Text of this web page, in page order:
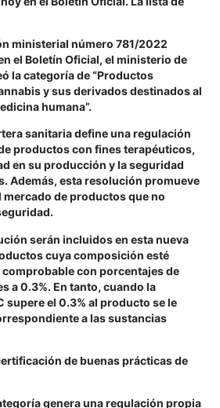
ministerial número 781/2022
el Boletín Oficial, el ministerio de
la categoría de “Productos
y sus derivados destinados al
humana”.
sanitaria define una regulación
productos con fines terapéuticos,
en su producción y la seguridad
Además, esta resolución promueve
de productos que no
serán incluidos en esta nueva
cuya composición esté
con porcentajes de
a 0.3%. En tanto, cuando la
supere el 0.3% al producto se le
a las sustancias
de buenas prácticas de
genera una regulación propia